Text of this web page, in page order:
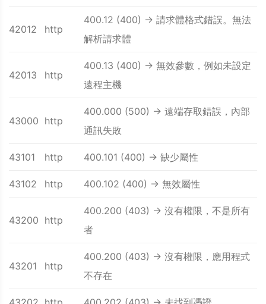
42012 http
400.12 (400) -> 請求體格式錯誤。無法
解析請求體
42013 http
400.13 (400) -> 無效參數，例如未設定
遠程主機
43000 http
400.000 (500) -> 遠端存取錯誤，內部
通訊失敗
43101 http 400.101 (400) -> 缺少屬性
43102 http 400.102 (400) -> 無效屬性
43200 http
400.200 (403) -> 沒有權限，不是所有
者
43201 http
400.200 (403) -> 沒有權限，應用程式
不存在